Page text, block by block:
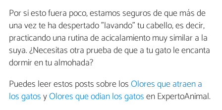
Por si esto fuera poco, estamos seguros de que más de
una vez te ha despertado "lavando" tu cabello, es decir,
practicando una rutina de acicalamiento muy similar a la
suya. ¿Necesitas otra prueba de que a tu gato le encanta
dormir en tu almohada?
Puedes leer estos posts sobre losOlores que atraen a
los gatosyOlores que odian los gatosen ExpertoAnimal.